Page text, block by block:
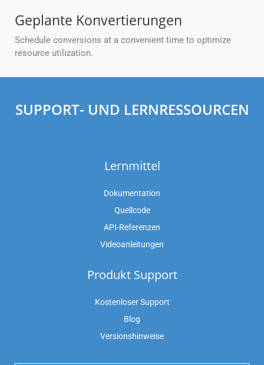
Geplante Konvertierungen
Schedule conversions at a convenient time to optimize
resource utilization.
SUPPORT- UND LERNRESSOURCEN
Lernmittel
Dokumentation
Quellcode
API-Referenzen
Videoanleitungen
Produkt Support
Kostenloser Support
Blog
Versionshinweise